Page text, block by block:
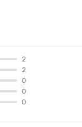
0
0
0
2
2